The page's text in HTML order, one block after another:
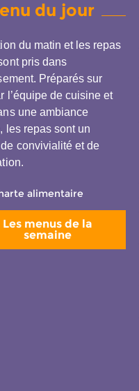
du jour
du matin et les repas
pris dans
Préparés sur
l’équipe de cuisine et
une ambiance
les repas sont un
convivialité et de
alimentaire
Les menus de la
semaine